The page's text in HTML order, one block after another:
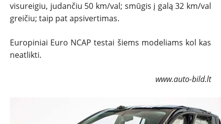
PATARIMAI
ĮVAIRENYBĖS
visureigiu, judančiu 50 km/val; smūgis į galą 32 km/val
greičiu; taip pat apsivertimas.
Europiniai Euro NCAP testai šiems modeliams kol kas
neatlikti.
www.auto-bild.lt